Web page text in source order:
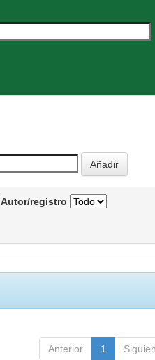
Autor/registro
Anterior 1